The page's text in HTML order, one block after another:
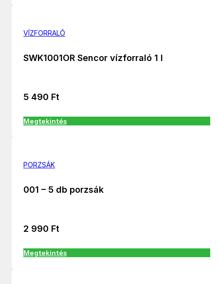
VÍZFORRALÓ
SWK1001OR Sencor vízforraló 1 l
5 490 Ft
Megtekintés
PORZSÁK
001 – 5 db porzsák
2 990 Ft
Megtekintés